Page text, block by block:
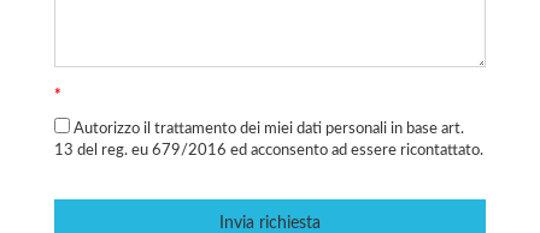
*
Autorizzo il trattamento dei miei dati personali in base art.
13 del reg. eu 679/2016 ed acconsento ad essere ricontattato.
Invia richiesta